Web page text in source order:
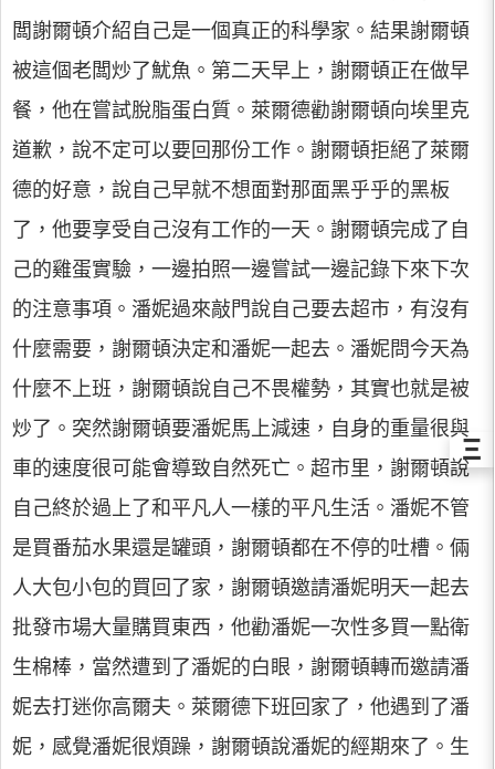
闆謝爾頓介紹自己是一個真正的科學家。結果謝爾頓
被這個老闆炒了魷魚。第二天早上，謝爾頓正在做早
餐，他在嘗試脫脂蛋白質。萊爾德勸謝爾頓向埃里克
道歉，說不定可以要回那份工作。謝爾頓拒絕了萊爾
德的好意，說自己早就不想面對那面黑乎乎的黑板
了，他要享受自己沒有工作的一天。謝爾頓完成了自
己的雞蛋實驗，一邊拍照一邊嘗試一邊記錄下來下次
的注意事項。潘妮過來敲門說自己要去超市，有沒有
什麼需要，謝爾頓決定和潘妮一起去。潘妮問今天為
什麼不上班，謝爾頓說自己不畏權勢，其實也就是被
炒了。突然謝爾頓要潘妮馬上減速，自身的重量很與
車的速度很可能會導致自然死亡。超市里，謝爾頓說
自己終於過上了和平凡人一樣的平凡生活。潘妮不管
是買番茄水果還是罐頭，謝爾頓都在不停的吐槽。倆
人大包小包的買回了家，謝爾頓邀請潘妮明天一起去
批發市場大量購買東西，他勸潘妮一次性多買一點衛
生棉棒，當然遭到了潘妮的白眼，謝爾頓轉而邀請潘
妮去打迷你高爾夫。萊爾德下班回家了，他遇到了潘
妮，感覺潘妮很煩躁，謝爾頓說潘妮的經期來了。生
Ξ